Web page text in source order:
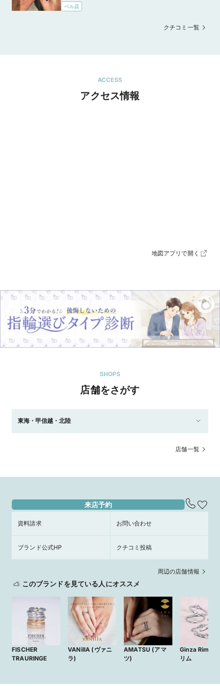
の希望・予算額に見合ったものを見比べて選ぶ
ベル店
クチコミ一覧
ACCESS
アクセス情報
地図アプリで開く
SHOPS
店舗をさがす
東海・甲信越・北陸
店舗一覧
来店予約
資料請求 お問い合わせ
ブランド公式HP クチコミ投稿
周辺の店舗情報
このブランドを見ている人にオススメ
FISCHER
TRAURINGE
VANillA (ヴァニ
ラ)
AMATSU (アマ
ツ)
Ginza Rim／
リム